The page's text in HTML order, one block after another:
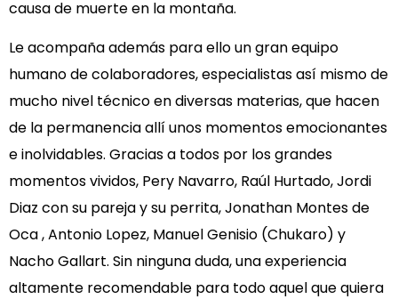
causa de muerte en la montaña.
Le acompaña además para ello un gran equipo
humano de colaboradores, especialistas así mismo de
mucho nivel técnico en diversas materias, que hacen
de la permanencia allí unos momentos emocionantes
e inolvidables. Gracias a todos por los grandes
momentos vividos, Pery Navarro, Raúl Hurtado, Jordi
Diaz con su pareja y su perrita, Jonathan Montes de
Oca , Antonio Lopez, Manuel Genisio (Chukaro) y
Nacho Gallart. Sin ninguna duda, una experiencia
altamente recomendable para todo aquel que quiera